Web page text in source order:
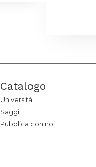
Catalogo
Università
Saggi
Pubblica con noi